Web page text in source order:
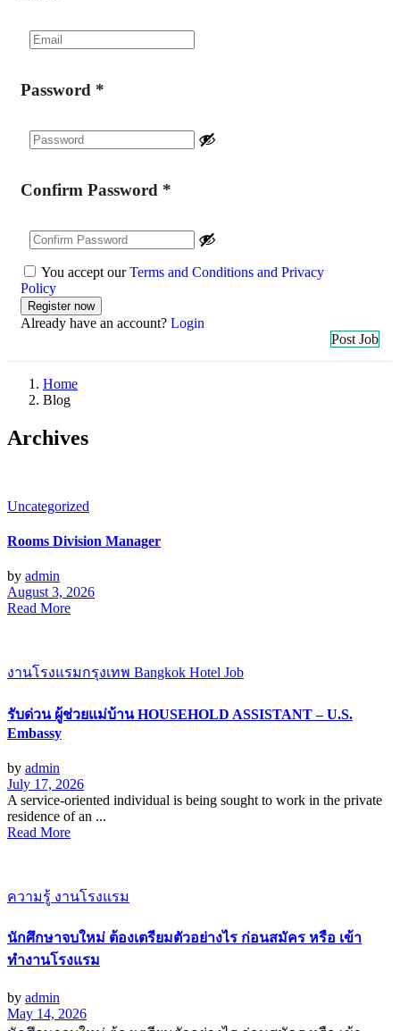
Password *
Confirm Password *
You accept ourTerms and Conditions and Privacy
Policy
Already have an account? Login
Post Job
Home
Blog
Archives
Uncategorized
Rooms Division Manager
by admin
August 3, 2026
Read More
งานโรงแรมกรุงเทพ Bangkok Hotel Job
รับด่วน ผู้ช่วยแม่บ้าน HOUSEHOLD ASSISTANT – U.S.
Embassy
by admin
July 17, 2026
A service-oriented individual is being sought to work in the private
residence of an ...
Read More
ความรู้ งานโรงแรม
นักศึกษาจบใหม่ ต้องเตรียมตัวอย่างไร ก่อนสมัคร หรือ เข้า
ทำงานโรงแรม
by admin
May 14, 2026